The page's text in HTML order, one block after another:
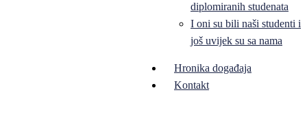
diplomiranih studenata
I oni su bili naši studenti i
još uvijek su sa nama
Hronika događaja
Kontakt